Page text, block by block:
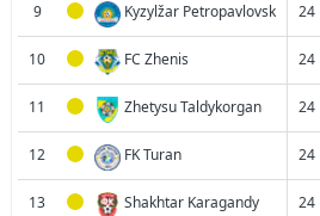
9 Kyzylžar Petropavlovsk 24
10 FC Zhenis 24
11 Zhetysu Taldykorgan 24
12 FK Turan 24
13 Shakhtar Karagandy 24